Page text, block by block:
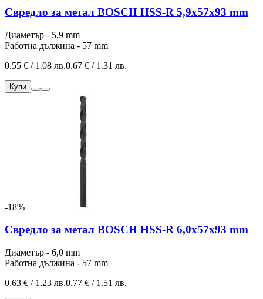
Свредло за метал BOSCH HSS-R 5,9x57x93 mm
Диаметър - 5,9 mm
Работна дължина - 57 mm
0.55 € / 1.08 лв.0.67 € / 1.31 лв.
Купи
-18%
Свредло за метал BOSCH HSS-R 6,0x57x93 mm
Диаметър - 6,0 mm
Работна дължина - 57 mm
0.63 € / 1.23 лв.0.77 € / 1.51 лв.